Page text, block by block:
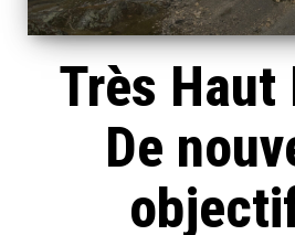
Très Haut
De